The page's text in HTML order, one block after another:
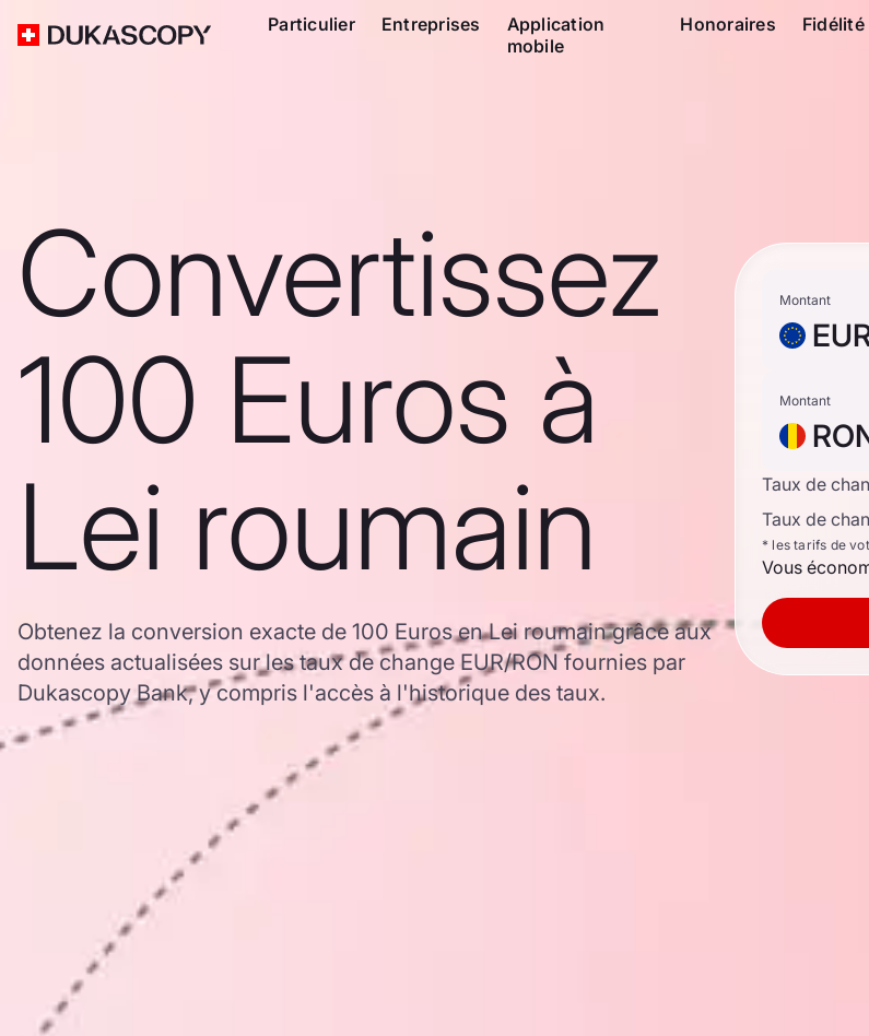
Particulier Entreprises
Application
mobile
Honoraires Fidélité
Convertissez
100 Euros à
Lei roumain
Obtenez la conversion exacte de 100 Euros en Lei roumain grâce aux
données actualisées sur les taux de change EUR/RON fournies par
Dukascopy Bank, y compris l'accès à l'historique des taux.
Montant
Montant
Taux de
Taux de
* les tarifs de
Vous